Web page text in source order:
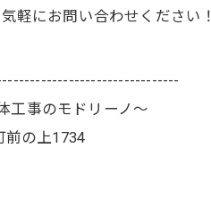
軽にお問い合わせください！
工事のモドリーノ～
前の上1734